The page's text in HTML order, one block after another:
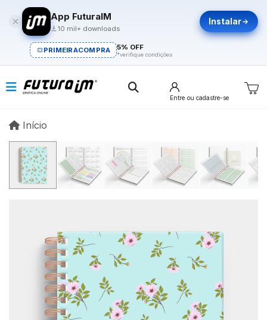
App FuturaIM
10 mil+ downloads
Instalar
PRIMEIRACOMPRA 5% OFF
*verifique condições
Entre ou cadastre-se
Início